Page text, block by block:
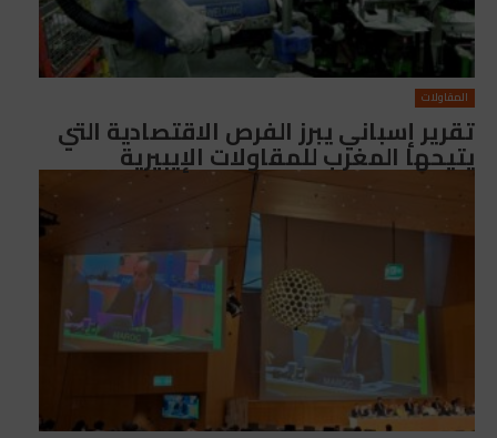
المقاولات
تقرير إسباني يبرز الفرص الاقتصادية التي
يتيحها المغرب للمقاولات الإيبيرية